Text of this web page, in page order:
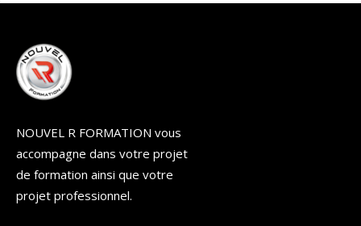
NOUVEL R FORMATION vous
accompagne dans votre projet
de formation ainsi que votre
projet professionnel.